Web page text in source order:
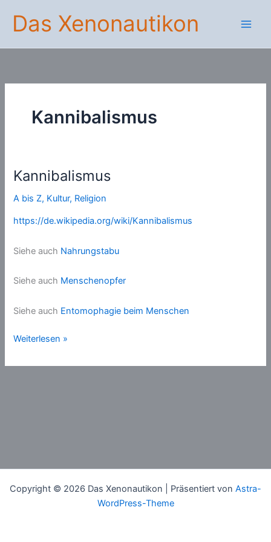
Inhalt
springen
Das Xenonautikon
Kannibalismus
Kannibalismus
A bis Z, Kultur, Religion
https://de.wikipedia.org/wiki/Kannibalismus
Siehe auch Nahrungstabu
Siehe auch Menschenopfer
Siehe auch Entomophagie beim Menschen
Kannibalismus
Weiterlesen »
Copyright © 2026 Das Xenonautikon | Präsentiert von Astra-
WordPress-Theme